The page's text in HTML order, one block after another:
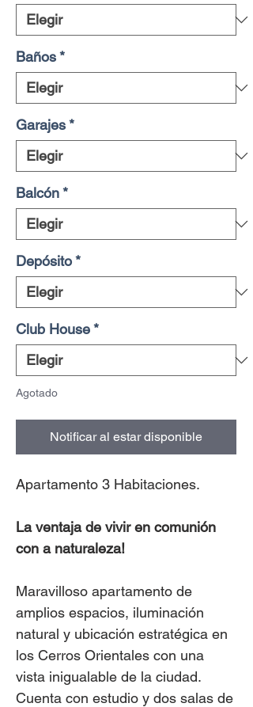
Baños*
Garajes*
Balcón*
Depósito*
Club House*
Agotado
Notificar al estar disponible
Apartamento 3 Habitaciones.
La ventaja de vivir en comunión
con a naturaleza!
Maravilloso apartamento de
amplios espacios, iluminación
natural y ubicación estratégica en
los Cerros Orientales con una
vista inigualable de la ciudad.
Cuenta con estudio y dos salas de